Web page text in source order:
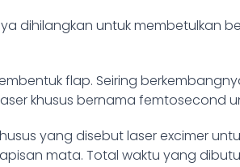
dihilangkan untuk membetulkan
flap. Seiring
khusus bernama femtosecond
yang disebut laser excimer
mata. Total waktu yang